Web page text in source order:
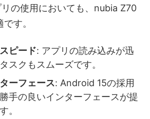
の使用においても、nubia Z70
す。
ピード: アプリの読み込みが迅
スクもスムーズです。
ーフェース: Android 15の採用
手の良いインターフェースが提
。